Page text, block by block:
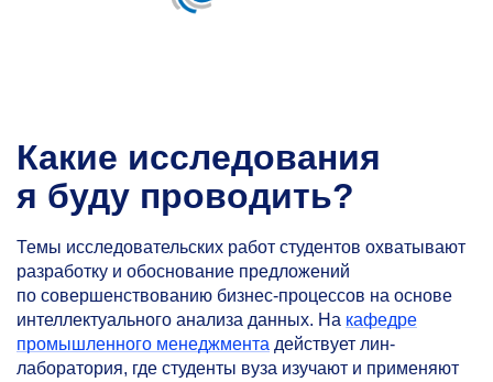
Какие исследования
я буду проводить?
Темы исследовательских работ студентов охватывают
разработку и обоснование предложений
по совершенствованию бизнес-процессов на основе
интеллектуального анализа данных. На кафедре
промышленного менеджмента действует лин-
лаборатория, где студенты вуза изучают и применяют